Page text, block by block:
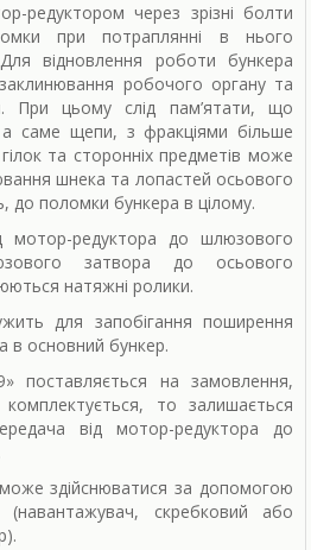
редуктором через зрізні болти
при потраплянні в нього
відновлення роботи бункера
заклинювання робочого органу та
При цьому слід пам’ятати, що
саме щепи, з фракціями більше
та сторонніх предметів може
шнека та лопастей осьового
до поломки бункера в цілому.
мотор-редуктора до шлюзового
затвора до осьового
натяжні ролики.
для запобігання поширення
в основний бункер.
поставляється на замовлення,
то залишається
від мотор-редуктора до
здійснюватися за допомогою
(навантажувач, скребковий або